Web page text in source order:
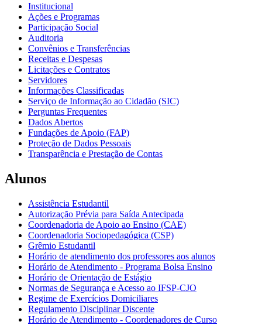
Institucional
Ações e Programas
Participação Social
Auditoria
Convênios e Transferências
Receitas e Despesas
Licitações e Contratos
Servidores
Informações Classificadas
Serviço de Informação ao Cidadão (SIC)
Perguntas Frequentes
Dados Abertos
Fundações de Apoio (FAP)
Proteção de Dados Pessoais
Transparência e Prestação de Contas
Alunos
Assistência Estudantil
Autorização Prévia para Saída Antecipada
Coordenadoria de Apoio ao Ensino (CAE)
Coordenadoria Sociopedagógica (CSP)
Grêmio Estudantil
Horário de atendimento dos professores aos alunos
Horário de Atendimento - Programa Bolsa Ensino
Horário de Orientação de Estágio
Normas de Segurança e Acesso ao IFSP-CJO
Regime de Exercícios Domiciliares
Regulamento Disciplinar Discente
Horário de Atendimento - Coordenadores de Curso